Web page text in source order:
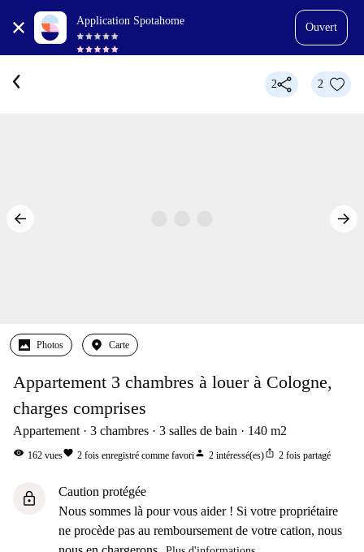
Application Spotahome
Ouvert
2 2
Photos Carte
Appartement 3 chambres à louer à Cologne,
charges comprises
Appartement 3 chambres 3 salles de bain 140 m2
visibility 162 vuesfavorite 2 fois enregistré comme favoriperson 2 intéressé(es)ios_share 2 fois partagé
lock
Caution protégée
Nous sommes là pour vous aider ! Si votre propriétaire
ne procède pas au remboursement de votre cation, nous